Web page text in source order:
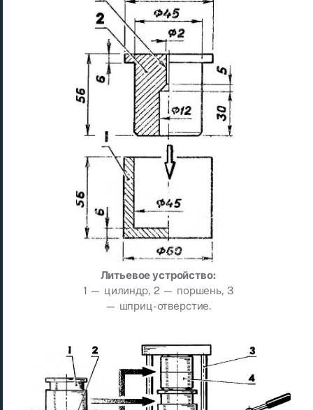
Литьевое устройство:
1 — цилиндр, 2 — поршень, 3
— шприц-отверстие.